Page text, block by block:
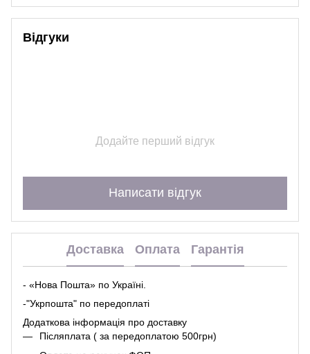
Відгуки
Додайте перший відгук
Написати відгук
Доставка Оплата Гарантія
- «Нова Пошта» по Україні.
-"Укрпошта" по передоплаті
Додаткова інформація про доставку
Післяплата ( за передоплатою 500грн)